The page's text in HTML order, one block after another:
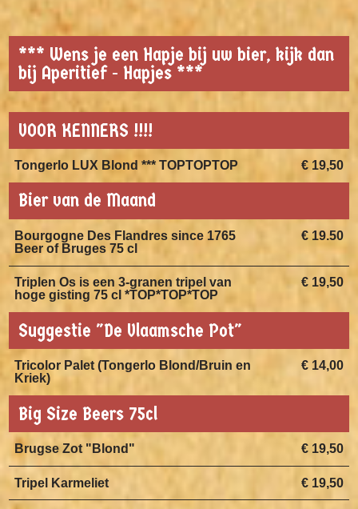
*** Wens je een Hapje bij uw bier, kijk dan
bij Aperitief - Hapjes ***
VOOR KENNERS !!!!
€ 19,50
Tongerlo LUX Blond *** TOPTOPTOP
Bier van de Maand
€ 19.50
Bourgogne Des Flandres since 1765
Beer of Bruges 75 cl
€ 19,50
Triplen Os is een 3-granen tripel van
hoge gisting 75 cl *TOP*TOP*TOP
Suggestie "De Vlaamsche Pot"
€ 14,00
Tricolor Palet (Tongerlo Blond/Bruin en
Kriek)
Big Size Beers 75cl
€ 19,50
Brugse Zot "Blond"
€ 19,50
Tripel Karmeliet